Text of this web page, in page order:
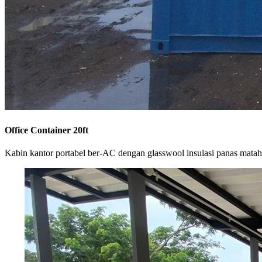
Office Container 20ft
Kabin kantor portabel ber-AC dengan glasswool insulasi panas